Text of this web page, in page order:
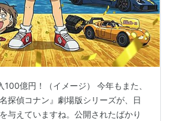
100億円！（イメージ） 今年もまた、
探偵コナン』劇場版シリーズが、日
与えていますね。公開されたばかり